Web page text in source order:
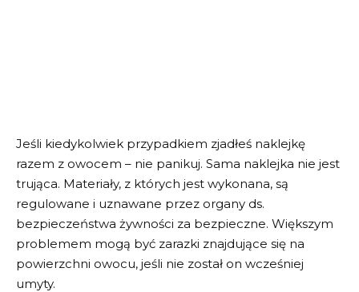
Jeśli kiedykolwiek przypadkiem zjadłeś naklejkę
razem z owocem – nie panikuj. Sama naklejka nie jest
trująca. Materiały, z których jest wykonana, są
regulowane i uznawane przez organy ds.
bezpieczeństwa żywności za bezpieczne. Większym
problemem mogą być zarazki znajdujące się na
powierzchni owocu, jeśli nie został on wcześniej
umyty.